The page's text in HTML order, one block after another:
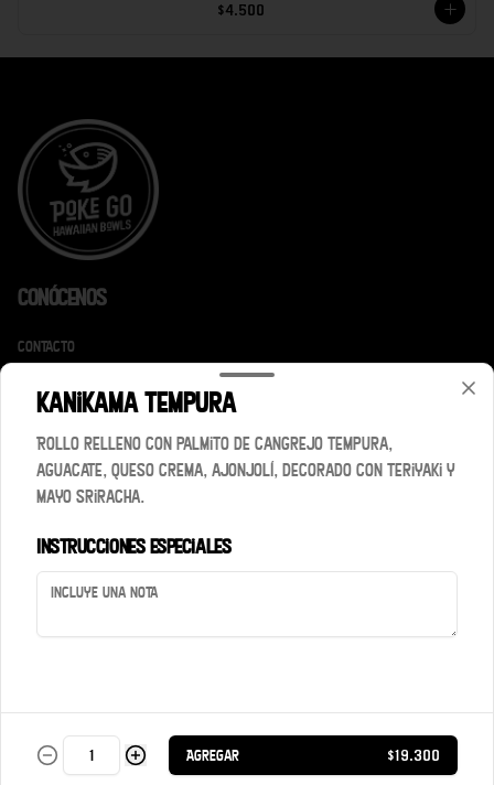
$4.500
Conócenos
Contacto
Política de privacidad
Redes sociales
Instagram
Iniciar sesión
Kanikama tempura
Rollo relleno con palmito de cangrejo tempura,
aguacate, queso crema, ajonjolí, decorado con teriyaki y
mayo sriracha.
Instrucciones especiales
Agregar $19.300